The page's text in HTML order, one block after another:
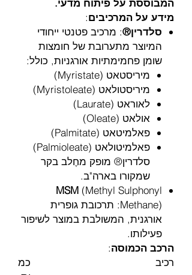
המבוססת על פיתוח מדעי.
מידע על המרכיבים:
סלדרין®: מרכיב פטנטי ייחודי
המיוצר מתערובת של חומצות
שומן פחמימתיות אורגניות, כולל:
מיריסטאט (Myristate)
מיריסטולאט (Myristoleate)
לאוראט (Laurate)
אולאט (Oleate)
פאלמיטאט (Palmitate)
פאלמיטולאט (Palmioleate)
סלדרין® מופק מחֶלב בקר
שמקורו בארה"ב.
MSM (Methyl Sulphonyl
Methane): תרכובת גופרית
אורגנית, המשולבת במוצר לשיפור
פעילותו.
הרכב הכמוסה:
רכיב
כמ